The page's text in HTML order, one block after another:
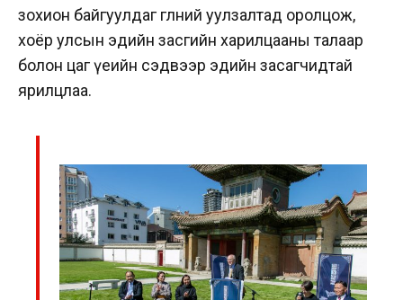
зохион байгуулдаг өглөөний уулзалтад оролцож,
хоёр улсын эдийн засгийн харилцааны талаар
болон цаг үеийн сэдвээр эдийн засагчидтай
ярилцлаа.